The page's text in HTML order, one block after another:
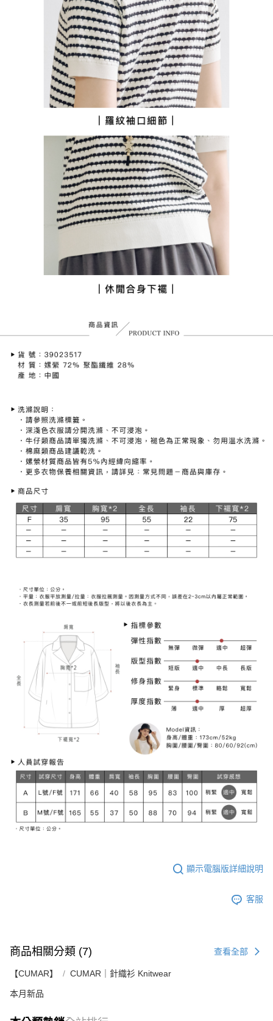
顯示電腦版詳細說明
客服
商品相關分類 (7) 查看全部
【CUMAR】 CUMAR｜針織衫 Knitwear
本月新品